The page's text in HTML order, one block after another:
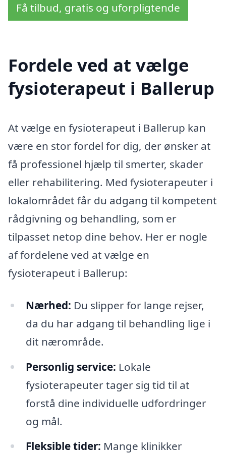
Få tilbud, gratis og uforpligtende
Fordele ved at vælge
fysioterapeut i Ballerup
At vælge en fysioterapeut i Ballerup kan
være en stor fordel for dig, der ønsker at
få professionel hjælp til smerter, skader
eller rehabilitering. Med fysioterapeuter i
lokalområdet får du adgang til kompetent
rådgivning og behandling, som er
tilpasset netop dine behov. Her er nogle
af fordelene ved at vælge en
fysioterapeut i Ballerup:
Nærhed: Du slipper for lange rejser,
da du har adgang til behandling lige i
dit nærområde.
Personlig service: Lokale
fysioterapeuter tager sig tid til at
forstå dine individuelle udfordringer
og mål.
Fleksible tider: Mange klinikker